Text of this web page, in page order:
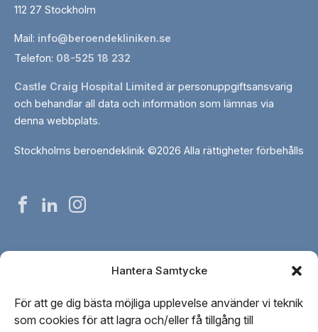
Hantera Samtycke
För att ge dig bästa möjliga upplevelse använder vi teknik
som cookies för att lagra och/eller få tillgång till
112 27 Stockholm
Mail: info@beroendekliniken.se
Telefon: 08-525 18 232
Castle Craig Hospital Limited är personuppgiftsansvarig
och behandlar all data och information som lämnas via
denna webbplats.
Stockholms beroendeklinik ©2026 Alla rättigheter förbehålls
Stockholms
Stockholms
Stockholms
Kontakta oss
Vår redaktionella process